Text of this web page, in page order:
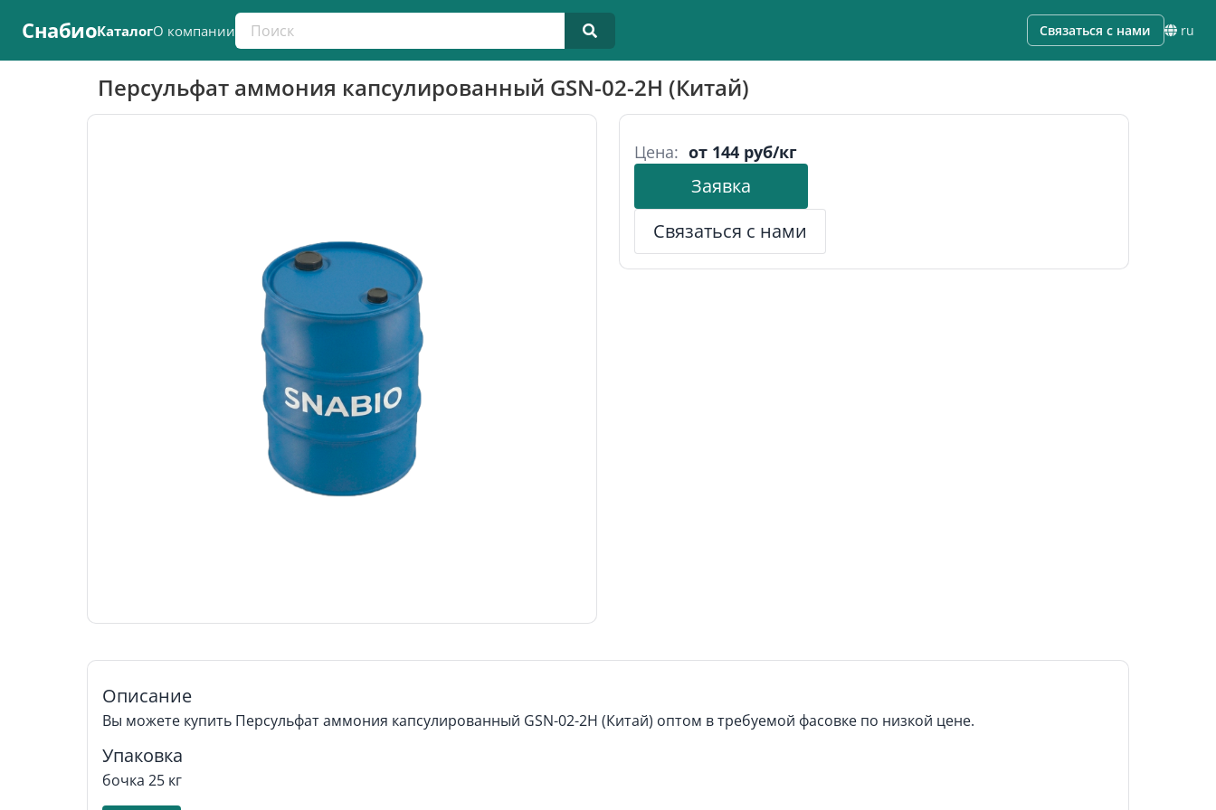
СнабиоКаталогО компанииПоиск по каталогу Связаться с нами ru
Персульфат аммония капсулированный GSN-02-2H (Китай)
Цена: от 144 руб/кг
Заявка
Связаться с нами
Описание
Вы можете купить Персульфат аммония капсулированный GSN-02-2H (Китай) оптом в требуемой фасовке по низкой цене.
Упаковка
бочка 25 кг